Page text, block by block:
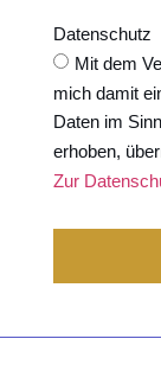
Datenschutz
Mit dem
mich damit
Daten im
erhoben,
Zur